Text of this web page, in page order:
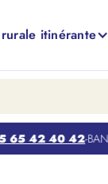
itinérante
42 40 42-